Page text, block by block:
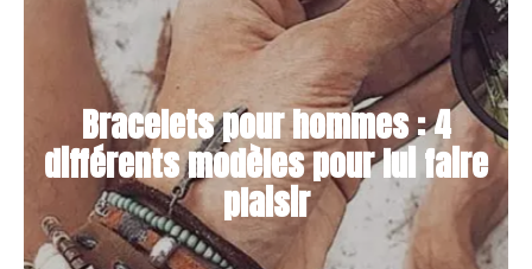
Bracelets pour hommes : 4
différents modèles pour lui faire
plaisir